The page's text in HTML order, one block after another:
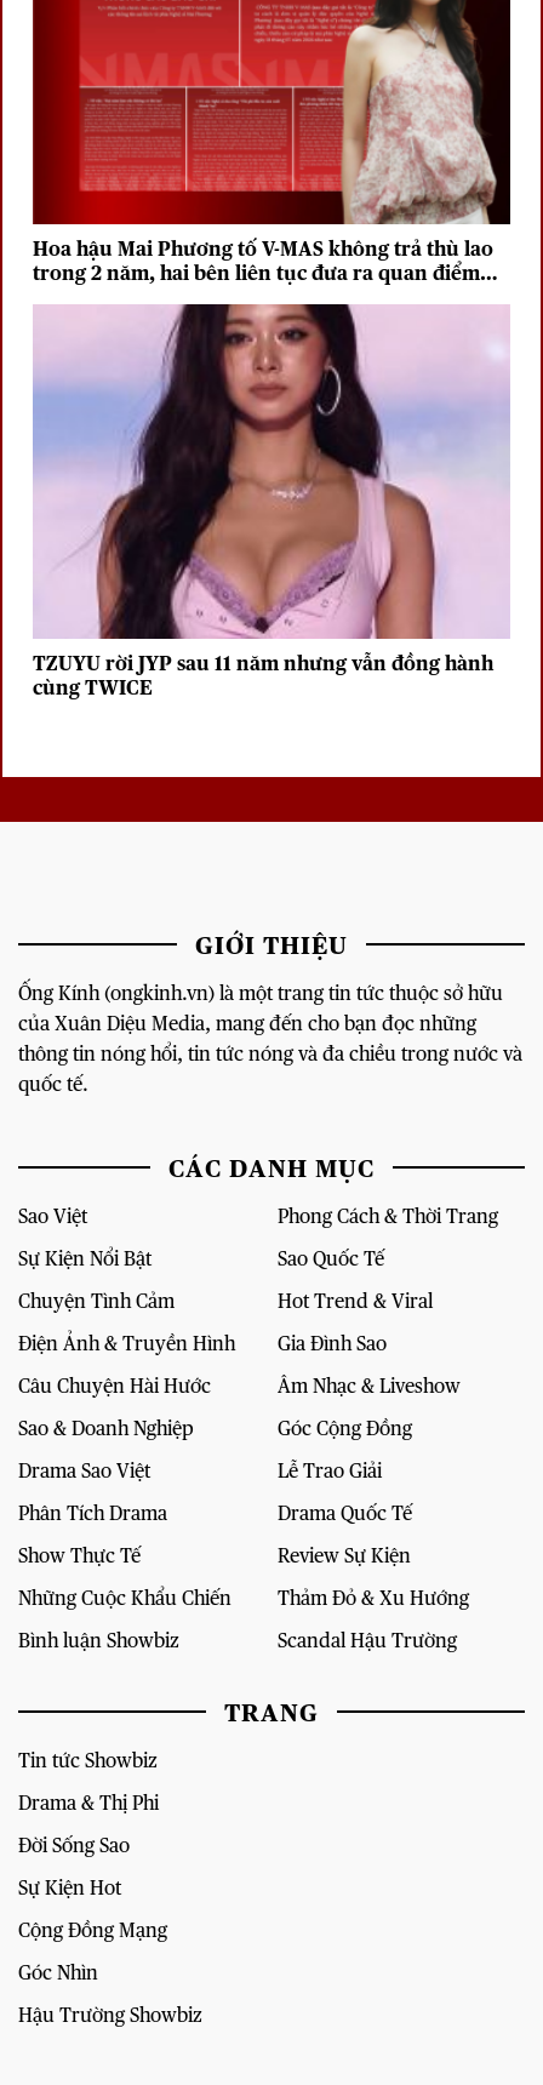
Hoa hậu Mai Phương tố V-MAS không trả thù lao
trong 2 năm, hai bên liên tục đưa ra quan điểm
trái chiều
TZUYU rời JYP sau 11 năm nhưng vẫn đồng hành
cùng TWICE
GIỚI THIỆU
Ống Kính (ongkinh.vn) là một trang tin tức thuộc sở hữu
của Xuân Diệu Media, mang đến cho bạn đọc những
thông tin nóng hổi, tin tức nóng và đa chiều trong nước và
quốc tế.
CÁC DANH MỤC
Sao Việt
Phong Cách & Thời Trang
Sự Kiện Nổi Bật
Sao Quốc Tế
Chuyện Tình Cảm
Hot Trend & Viral
Điện Ảnh & Truyền Hình
Gia Đình Sao
Câu Chuyện Hài Hước
Âm Nhạc & Liveshow
Sao & Doanh Nghiệp
Góc Cộng Đồng
Drama Sao Việt
Lễ Trao Giải
Phân Tích Drama
Drama Quốc Tế
Show Thực Tế
Review Sự Kiện
Những Cuộc Khẩu Chiến
Thảm Đỏ & Xu Hướng
Bình luận Showbiz
Scandal Hậu Trường
TRANG
Tin tức Showbiz
Drama & Thị Phi
Đời Sống Sao
Sự Kiện Hot
Cộng Đồng Mạng
Góc Nhìn
Hậu Trường Showbiz